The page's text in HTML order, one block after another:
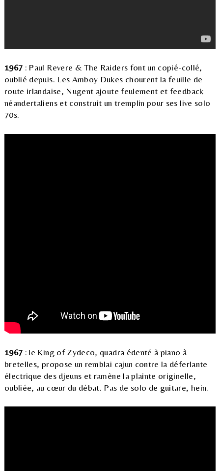
1967 : Paul Revere & The Raiders font un copié-collé,
oublié depuis. Les Amboy Dukes chourent la feuille de
route irlandaise, Nugent ajoute feulement et feedback
néandertaliens et construit un tremplin pour ses live solo
70s.
1967 : le King of Zydeco, quadra édenté à piano à
bretelles, propose un remblai cajun contre la déferlante
électrique des djeuns et ramène la plainte originelle,
oubliée, au cœur du débat. Pas de solo de guitare, hein.